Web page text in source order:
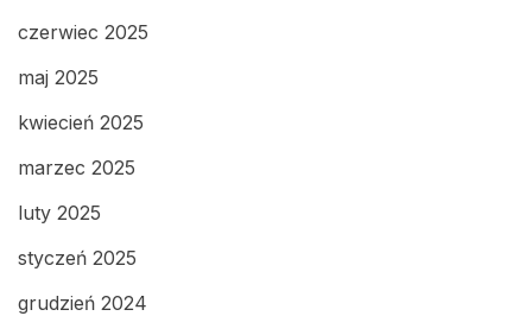
czerwiec 2025
maj 2025
kwiecień 2025
marzec 2025
luty 2025
styczeń 2025
grudzień 2024